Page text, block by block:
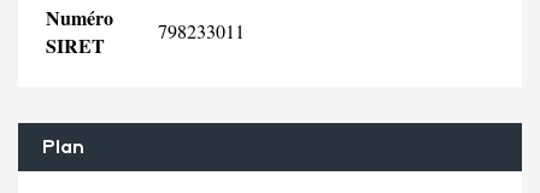
Numéro
SIRET
798233011
Plan